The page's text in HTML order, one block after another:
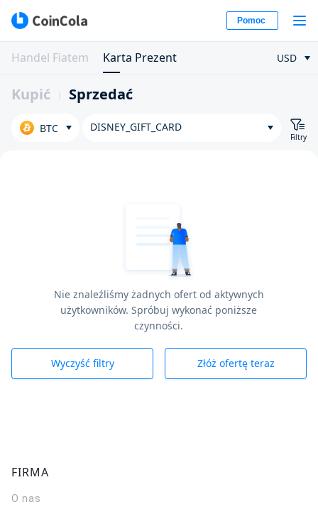
Pomoc
Handel Fiatem Karta Prezent USD
Kupić Sprzedać
BTC DISNEY_GIFT_CARD
Filtry
Nie znaleźliśmy żadnych ofert od aktywnych
użytkowników. Spróbuj wykonać poniższe
czynności.
Wyczyść filtry Złóż ofertę teraz
FIRMA
O nas